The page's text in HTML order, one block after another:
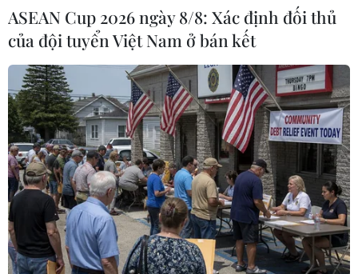
OPEC và các nước ngoài liên minh xem
xét chiến lược cắt giảm sản lượng
18/03/2019 14:55
Thành viên OPEC và các nhà sản xuất ngoài OPEC đã
gặp nhau tại Azerbaijan nhằm xem xét lại chiến lược
cắt giảm sản lượng, vốn đã góp phần nâng được giá
mặt hàng "vàng đen" này lên.
ASEAN Cup 2026 ngày 8/8: Xác định đối thủ
của đội tuyển Việt Nam ở bán kết